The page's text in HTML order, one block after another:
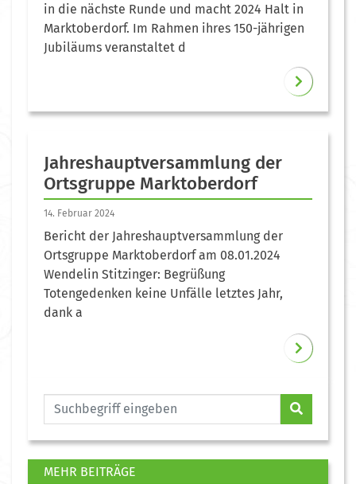
in die nächste Runde und macht 2024 Halt in
Marktoberdorf. Im Rahmen ihres 150-jährigen
Jubiläums veranstaltet d
Jahreshauptversammlung der
Ortsgruppe Marktoberdorf
14. Februar 2024
Bericht der Jahreshauptversammlung der
Ortsgruppe Marktoberdorf am 08.01.2024
Wendelin Stitzinger: Begrüßung
Totengedenken keine Unfälle letztes Jahr,
dank a
MEHR BEITRÄGE